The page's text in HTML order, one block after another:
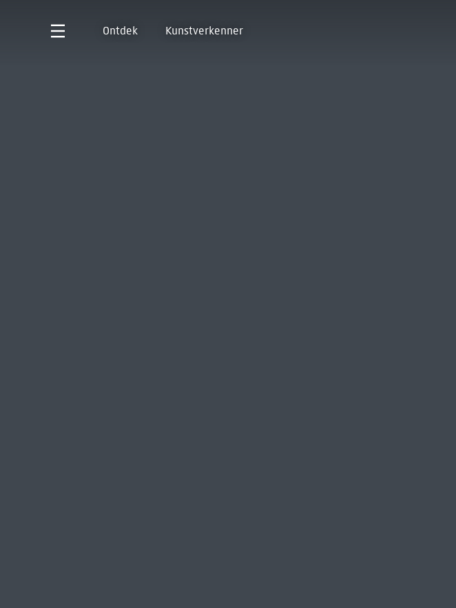
Ontdek Kunstverkenner